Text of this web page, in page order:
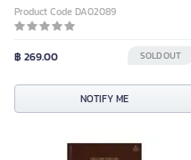
Product Code DA02089
฿ 269.00 SOLD OUT
NOTIFY ME